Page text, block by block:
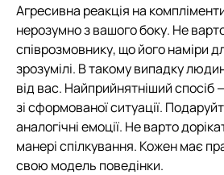
Агресивна реакція на
нерозумно з вашого боку. Не
співрозмовнику, що його наміри
зрозумілі. В такому випадку
від вас. Найприйнятніший спосіб
зі сформованої ситуації.
аналогічні емоції. Не варто
манері спілкування. Кожен має
свою модель поведінки.